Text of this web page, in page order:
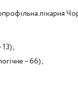
лікарня
13);
– 66);